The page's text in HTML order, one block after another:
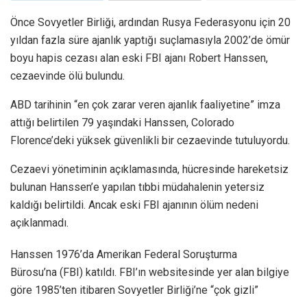
Önce Sovyetler Birliği, ardından Rusya Federasyonu için 20
yıldan fazla süre ajanlık yaptığı suçlamasıyla 2002’de ömür
boyu hapis cezası alan eski FBI ajanı Robert Hanssen,
cezaevinde ölü bulundu.
ABD tarihinin “en çok zarar veren ajanlık faaliyetine” imza
attığı belirtilen 79 yaşındaki Hanssen, Colorado
Florence’deki yüksek güvenlikli bir cezaevinde tutuluyordu.
Cezaevi yönetiminin açıklamasında, hücresinde hareketsiz
bulunan Hanssen’e yapılan tıbbi müdahalenin yetersiz
kaldığı belirtildi. Ancak eski FBI ajanının ölüm nedeni
açıklanmadı.
Hanssen 1976’da Amerikan Federal Soruşturma
Bürosu’na (FBI) katıldı. FBI’ın websitesinde yer alan bilgiye
göre 1985’ten itibaren Sovyetler Birliği’ne “çok gizli”